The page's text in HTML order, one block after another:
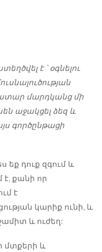
է ՝ օգնելու
մարդկանց մի
աջակցել ձեզ և
գործընթացի
եք դուք զգում և
է, քանի որ
է
կարիք ունի, և
և ուժեղ:
մտքերի և